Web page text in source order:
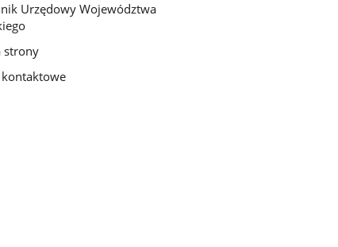
Urzędowy Województwa
strony
kontaktowe